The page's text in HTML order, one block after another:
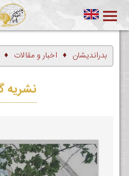
بدراندیشان اخبار و مقالات
نشریه